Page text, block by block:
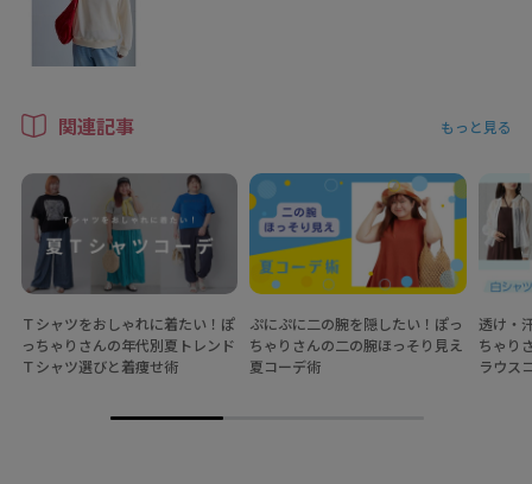
関連記事 もっと見る
Ｔシャツをおしゃれに着たい！ぽ
っちゃりさんの年代別夏トレンド
Ｔシャツ選びと着痩せ術
ぷにぷに二の腕を隠したい！ぽっ
ちゃりさんの二の腕ほっそり見え
夏コーデ術
透け・
ちゃり
ラウス